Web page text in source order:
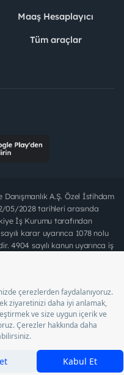
Maaş Hesaplayıcı
Tüm araçlar
A.Ş. Özel İstihdam
05/2028 tarihleri arasında
İş Kurumu tarafından
karar uyarınca 1078 nolu
4904 sayılı kanun uyarınca iş